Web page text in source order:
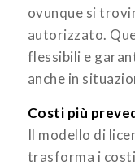
ovunque si
autorizzato.
flessibili e
anche in
Costi più
Il modello di
trasforma i